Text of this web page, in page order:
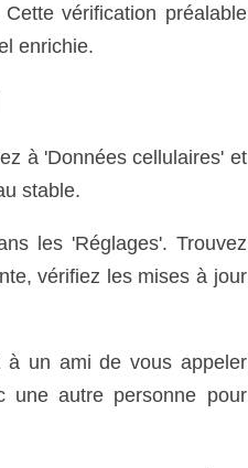
vérification préalable
enrichie.
à 'Données cellulaires' et
stable.
les 'Réglages'. Trouvez
vérifiez les mises à jour
à un ami de vous appeler
une autre personne pour